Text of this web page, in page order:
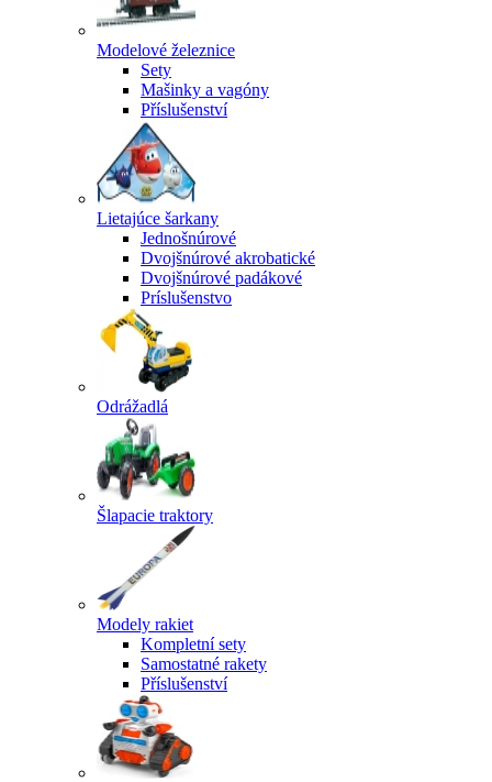
Modelové železnice
Sety
Mašinky a vagóny
Příslušenství
Lietajúce šarkany
Jednošnúrové
Dvojšnúrové akrobatické
Dvojšnúrové padákové
Príslušenstvo
Odrážadlá
Šlapacie traktory
Modely rakiet
Kompletní sety
Samostatné rakety
Příslušenství